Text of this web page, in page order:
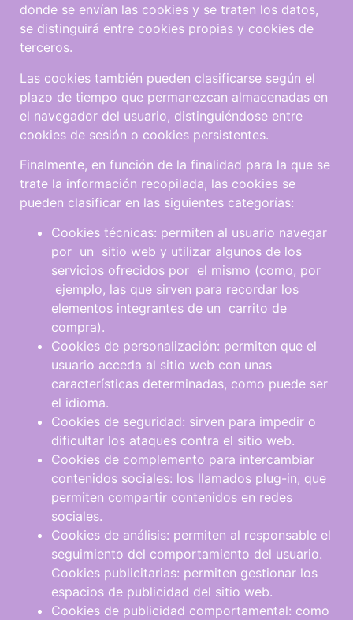
donde se envían las cookies y se traten los datos,
se distinguirá entre cookies propias y cookies de
terceros.
Las cookies también pueden clasificarse según el
plazo de tiempo que permanezcan almacenadas en
el navegador del usuario, distinguiéndose entre
cookies de sesión o cookies persistentes.
Finalmente, en función de la finalidad para la que se
trate la información recopilada, las cookies se
pueden clasificar en las siguientes categorías:
Cookies técnicas: permiten al usuario navegar
por un sitio web y utilizar algunos de los
servicios ofrecidos por el mismo (como, por
ejemplo, las que sirven para recordar los
elementos integrantes de un carrito de
compra).
Cookies de personalización: permiten que el
usuario acceda al sitio web con unas
características determinadas, como puede ser
el idioma.
Cookies de seguridad: sirven para impedir o
dificultar los ataques contra el sitio web.
Cookies de complemento para intercambiar
contenidos sociales: los llamados plug-in, que
permiten compartir contenidos en redes
sociales.
Cookies de análisis: permiten al responsable el
seguimiento del comportamiento del usuario.
Cookies publicitarias: permiten gestionar los
espacios de publicidad del sitio web.
Cookies de publicidad comportamental: como